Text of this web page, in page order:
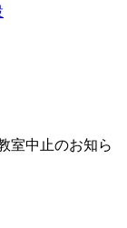
室中止のお知ら